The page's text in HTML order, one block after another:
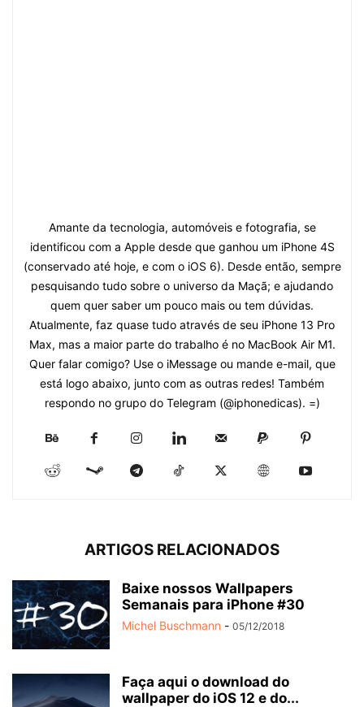
Amante da tecnologia, automóveis e fotografia, se
identificou com a Apple desde que ganhou um iPhone 4S
(conservado até hoje, e com o iOS 6). Desde então, sempre
pesquisando tudo sobre o universo da Maçã; e ajudando
quem quer saber um pouco mais ou tem dúvidas.
Atualmente, faz quase tudo através de seu iPhone 13 Pro
Max, mas a maior parte do trabalho é no MacBook Air M1.
Quer falar comigo? Use o iMessage ou mande e-mail, que
está logo abaixo, junto com as outras redes! Também
respondo no grupo do Telegram (@iphonedicas). =)
ARTIGOS RELACIONADOS
Baixe nossos Wallpapers
Semanais para iPhone #30
Michel Buschmann - 05/12/2018
Faça aqui o download do
wallpaper do iOS 12 e do...